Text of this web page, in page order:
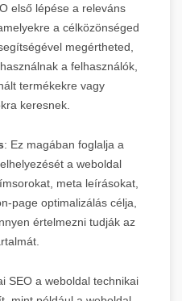
első lépése a releváns
a célközönséged
megértheted,
a felhasználók,
termékekre vagy
keresnek.
: Ez magában foglalja a
a weboldal
meta leírásokat,
page optimalizálás célja,
értelmezni tudják az
SEO a weboldal technikai